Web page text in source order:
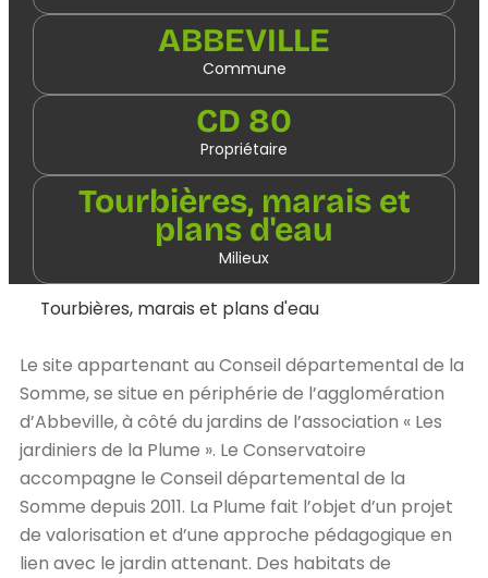
ABBEVILLE
Commune
CD 80
Propriétaire
Tourbières, marais et
plans d'eau
Milieux
Tourbières, marais et plans d'eau
Le site appartenant au Conseil départemental de la
Somme, se situe en périphérie de l’agglomération
d’Abbeville, à côté du jardins de l’association « Les
jardiniers de la Plume ». Le Conservatoire
accompagne le Conseil départemental de la
Somme depuis 2011. La Plume fait l’objet d’un projet
de valorisation et d’une approche pédagogique en
lien avec le jardin attenant. Des habitats de